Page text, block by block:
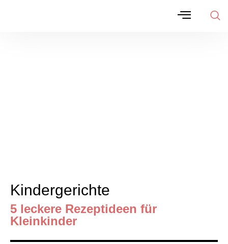
Kindergerichte
5 leckere Rezeptideen für
Kleinkinder